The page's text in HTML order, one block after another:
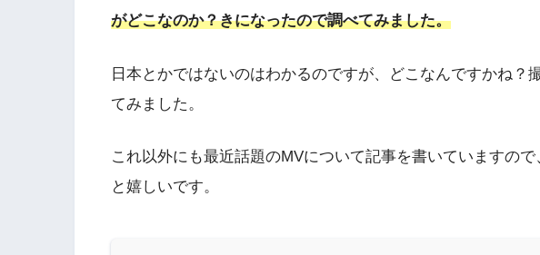
がどこなのか？きになったので調べてみました。
日本とかではないのはわかるのですが、どこなんですかね？
てみました。
これ以外にも最近話題のMVについて記事を書いていますの
と嬉しいです。